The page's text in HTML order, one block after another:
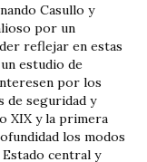
Casullo y
por un
reflejar en estas
estudio de
por los
de seguridad y
XIX y la primera
los modos
central y